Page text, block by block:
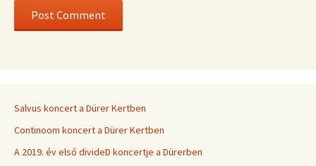
Salvus koncert a Dürer Kertben
Continoom koncert a Dürer Kertben
A 2019. év első divideD koncertje a Dürerben